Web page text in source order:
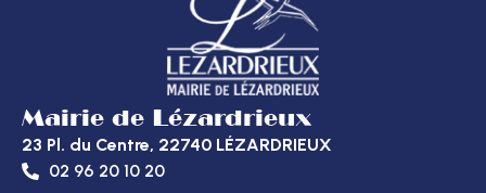
Mairie de Lézardrieux
23 Pl. du Centre, 22740 LÉZARDRIEUX
02 96 20 10 20